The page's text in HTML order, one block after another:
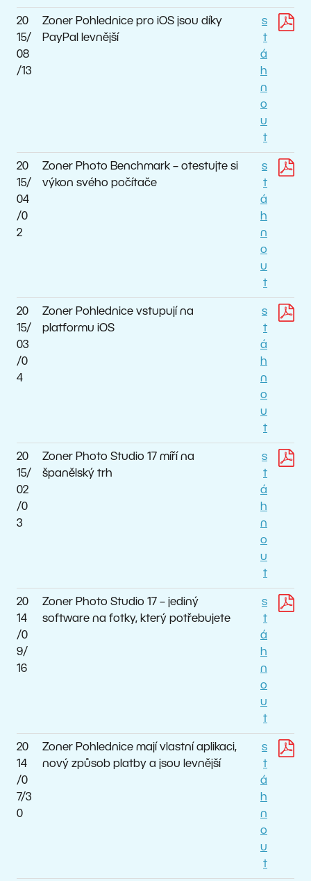
20
15/
08
/13
Zoner Pohlednice pro iOS jsou díky
PayPal levnější
s
t
á
h
n
o
u
t
20
15/
04
/0
2
Zoner Photo Benchmark – otestujte si
výkon svého počítače
s
t
á
h
n
o
u
t
20
15/
03
/0
4
Zoner Pohlednice vstupují na
platformu iOS
s
t
á
h
n
o
u
t
20
15/
02
/0
3
Zoner Photo Studio 17 míří na
španělský trh
s
t
á
h
n
o
u
t
20
14
/0
9/
16
Zoner Photo Studio 17 – jediný
software na fotky, který potřebujete
s
t
á
h
n
o
u
t
20
14
/0
7/3
0
Zoner Pohlednice mají vlastní aplikaci,
nový způsob platby a jsou levnější
s
t
á
h
n
o
u
t